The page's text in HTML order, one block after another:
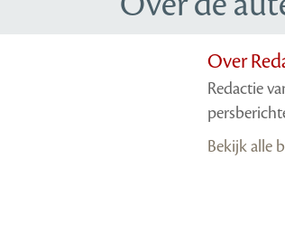
Over
Redactie
Bekijk alle